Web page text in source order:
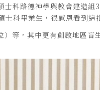
科路德神學與教會建造
科畢業生，很感恩看到這
等，其中更有創啟地區盲